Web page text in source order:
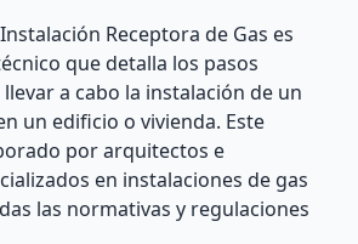
Receptora de Gas es
que detalla los pasos
a cabo la instalación de un
un edificio o vivienda. Este
por arquitectos e
en instalaciones de gas
las normativas y regulaciones